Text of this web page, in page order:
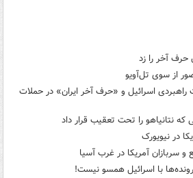
حرف آخر را زد
از سوی تل‌آویو
اسرائیل و «حرف آخر ایران» در حملات
که نتانیاهو را تحت تعقیب قرار داد
در نیویورک
و سربازان آمریکا در غرب آسیا
با اسرائیل همسو نیست!